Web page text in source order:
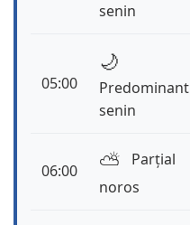
senin
05:00
🌙
Predominant
senin
06:00 ⛅️
Parțial
noros